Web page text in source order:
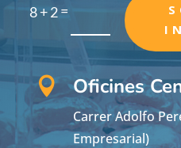
8 + 2=
 Oficines
Carrer Adolfo
Empresarial)